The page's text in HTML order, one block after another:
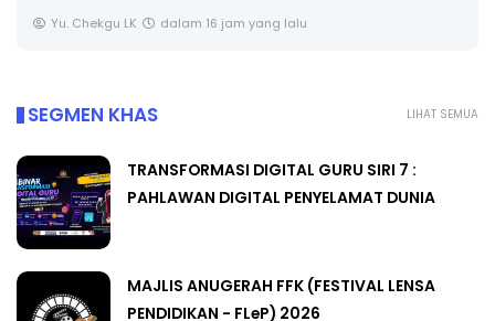
Chekgu LK dalam 16 jam yang lalu
LIHAT SEMUA
SEGMEN KHAS
TRANSFORMASI DIGITAL GURU SIRI 7 :
PAHLAWAN DIGITAL PENYELAMAT DUNIA
MAJLIS ANUGERAH FFK (FESTIVAL LENSA
PENDIDIKAN - FLeP) 2026